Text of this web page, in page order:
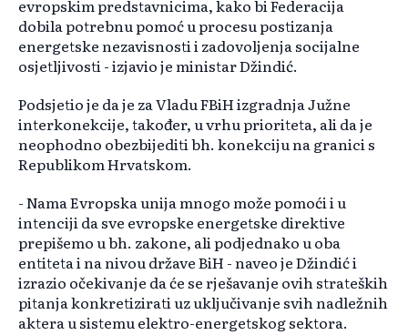
evropskim predstavnicima, kako bi Federacija
dobila potrebnu pomoć u procesu postizanja
energetske nezavisnosti i zadovoljenja socijalne
osjetljivosti - izjavio je ministar Džindić.
Podsjetio je da je za Vladu FBiH izgradnja Južne
interkonekcije, također, u vrhu prioriteta, ali da je
neophodno obezbijediti bh. konekciju na granici s
Republikom Hrvatskom.
- Nama Evropska unija mnogo može pomoći i u
intenciji da sve evropske energetske direktive
prepišemo u bh. zakone, ali podjednako u oba
entiteta i na nivou države BiH - naveo je Džindić i
izrazio očekivanje da će se rješavanje ovih strateških
pitanja konkretizirati uz uključivanje svih nadležnih
aktera u sistemu elektro-energetskog sektora.